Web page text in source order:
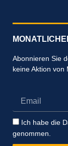
Abonnieren Sie
keine Aktion von
Email
Ich habe die
genommen.